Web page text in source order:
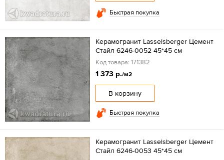
Быстрая покупка
Керамогранит Lasselsberger Цемент
Стайл 6246-0052 45*45 см
Код товара: 171382
1 373 р./м2
В корзину
Быстрая покупка
Керамогранит Lasselsberger Цемент
Стайл 6246-0053 45*45 см